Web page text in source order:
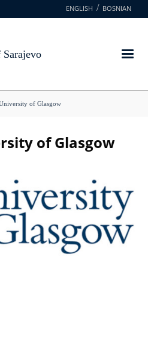
ENGLISH BOSNIAN
of Glasgow
of Glasgow